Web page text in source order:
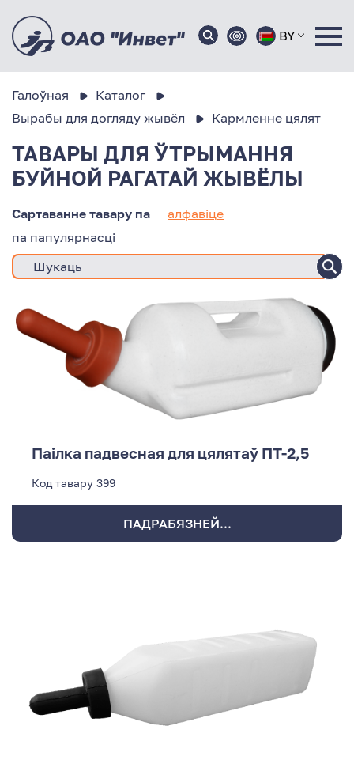
BY
Галоўная
Каталог
Вырабы для догляду жывёл
Кармленне цялят
ТАВАРЫ ДЛЯ ЎТРЫМАННЯ
БУЙНОЙ РАГАТАЙ ЖЫВЁЛЫ
Сартаванне тавару па
алфавіце
па папулярнасці
Паілка падвесная для цялятаў ПТ-2,5
Код тавару 399
ПАДРАБЯЗНЕЙ...